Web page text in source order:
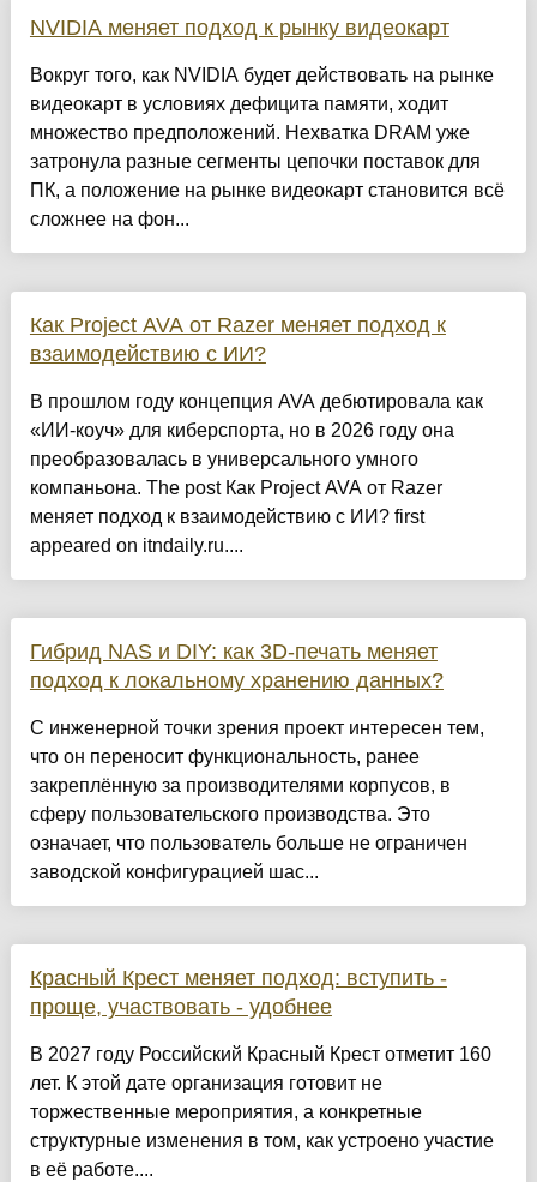
NVIDIA меняет подход к рынку видеокарт
Вокруг того, как NVIDIA будет действовать на рынке
видеокарт в условиях дефицита памяти, ходит
множество предположений. Нехватка DRAM уже
затронула разные сегменты цепочки поставок для
ПК, а положение на рынке видеокарт становится всё
сложнее на фон...
Как Project AVA от Razer меняет подход к
взаимодействию с ИИ?
В прошлом году концепция AVA дебютировала как
«ИИ-коуч» для киберспорта, но в 2026 году она
преобразовалась в универсального умного
компаньона. The post Как Project AVA от Razer
меняет подход к взаимодействию с ИИ? first
appeared on itndaily.ru....
Гибрид NAS и DIY: как 3D-печать меняет
подход к локальному хранению данных?
С инженерной точки зрения проект интересен тем,
что он переносит функциональность, ранее
закреплённую за производителями корпусов, в
сферу пользовательского производства. Это
означает, что пользователь больше не ограничен
заводской конфигурацией шас...
Красный Крест меняет подход: вступить -
проще, участвовать - удобнее
В 2027 году Российский Красный Крест отметит 160
лет. К этой дате организация готовит не
торжественные мероприятия, а конкретные
структурные изменения в том, как устроено участие
в её работе....